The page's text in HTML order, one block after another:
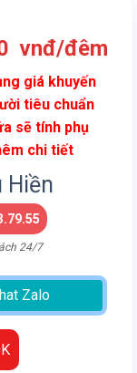
vnđ/đêm
giá khuyến
tiêu chuẩn
sẽ tính phụ
chi tiết
Hiền
24/7
Zalo